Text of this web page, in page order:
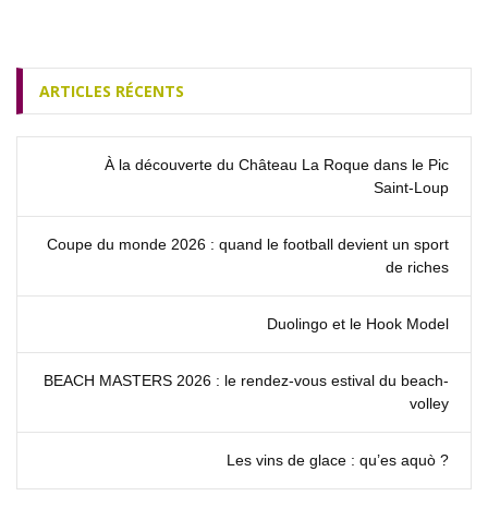
ARTICLES RÉCENTS
À la découverte du Château La Roque dans le Pic
Saint‑Loup
Coupe du monde 2026 : quand le football devient un sport
de riches
Duolingo et le Hook Model
BEACH MASTERS 2026 : le rendez‑vous estival du beach-
volley
Les vins de glace : qu’es aquò ?